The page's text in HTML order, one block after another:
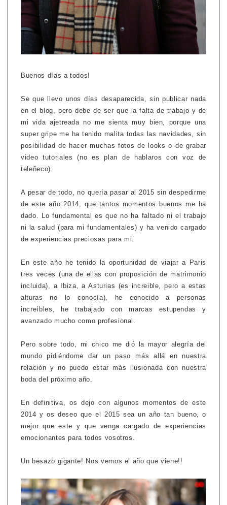
Buenos días a todos!
Se que llevo unos días desaparecida, sin publicar nada
en el blog, pero debe de ser que la falta de trabajo y de
mi vida ajetreada no me sienta muy bien, porque una
super gripe me ha tenido malita todas las navidades, sin
posibilidad de hacer muchas fotos de looks o de grabar
video tutoriales (no es plan de hablaros con voz de
teleñeco).
A pesar de todo, no quería pasar al 2015 sin despedirme
de este año 2014, que tantos momentos buenos me ha
dado. Lo fundamental es que no ha faltado ni el trabajo
ni la salud (para mi fundamentales) y ha venido cargado
de experiencias preciosas para mi.
En este año he tenido la oportunidad de viajar a Paris
tres veces (una de ellas con proposición de matrimonio
incluida), a Ibiza, a Asturias (es increible, pero a estas
alturas no lo conocía), he conocido a personas
increíbles, he trabajado con marcas estupendas y
avanzado mucho como profesional.
Pero sobre todo, mi chico me dió la mayor alegría del
mundo pidiéndome dar un paso más allá en nuestra
relación y no puedo estar más ilusionada con nuestra
boda del próximo año.
En definitiva, os dejo con algunos momentos de este
2014 y os deseo que el 2015 sea un año tan bueno, o
mejor que este y que venga cargado de experiencias
emocionantes para todos vosotros.
Un besazo gigante! Nos vemos el año que viene!!